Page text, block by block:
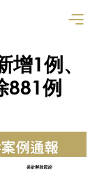
增1例、
881例